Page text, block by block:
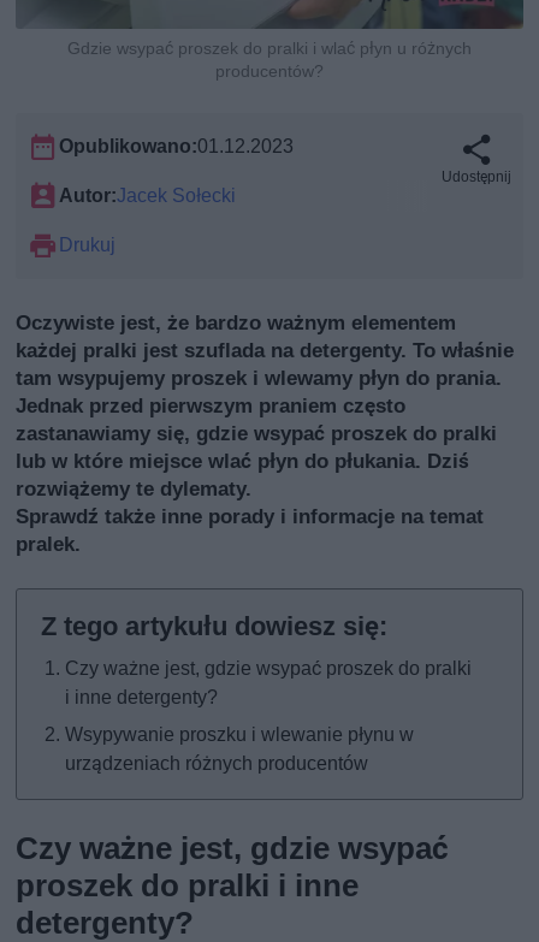
Gdzie wsypać proszek do pralki i wlać płyn u różnych
producentów?
Opublikowano:01.12.2023
Autor:Jacek Sołecki
Drukuj
Udostępnij
Oczywiste jest, że bardzo ważnym elementem
każdej pralki jest szuflada na detergenty. To właśnie
tam wsypujemy proszek i wlewamy płyn do prania.
Jednak przed pierwszym praniem często
zastanawiamy się, gdzie wsypać proszek do pralki
lub w które miejsce wlać płyn do płukania. Dziś
rozwiążemy te dylematy.
Sprawdź także inne porady i informacje na temat
pralek.
Czy ważne jest, gdzie wsypać proszek do pralki
i inne detergenty?
Wsypywanie proszku i wlewanie płynu w
urządzeniach różnych producentów
Czy ważne jest, gdzie wsypać
proszek do pralki i inne
detergenty?